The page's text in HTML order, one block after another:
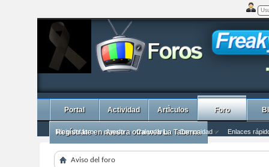
Portal Actividad ArtÌculos Foro
Inicio del foro Ayuda Calendario Comunidad Enlaces
Regístrate en nuestra otra web La Taberna
Aviso del foro